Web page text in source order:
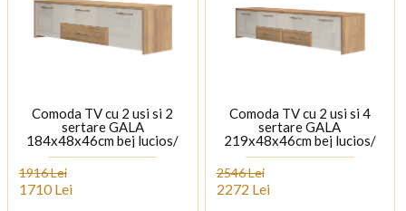
Comoda TV cu 2 usi si 2
sertare GALA
184x48x46cm bej lucios/
nuc Pacific
1916 Lei
1710 Lei
Comoda TV cu 2 usi si 4
sertare GALA
219x48x46cm bej lucios/
nuc Pacific
2546 Lei
2272 Lei